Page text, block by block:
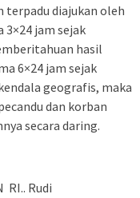
terpadu diajukan oleh
jam sejak
hasil
6×24 jam sejak
geografis, maka
dan korban
secara daring.
RI.. Rudi